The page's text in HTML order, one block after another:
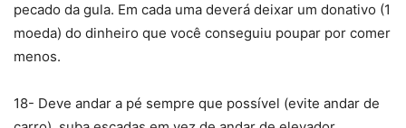
pecado da gula. Em cada uma deverá deixar um donativo (1
moeda) do dinheiro que você conseguiu poupar por comer
menos.
18- Deve andar a pé sempre que possível (evite andar de